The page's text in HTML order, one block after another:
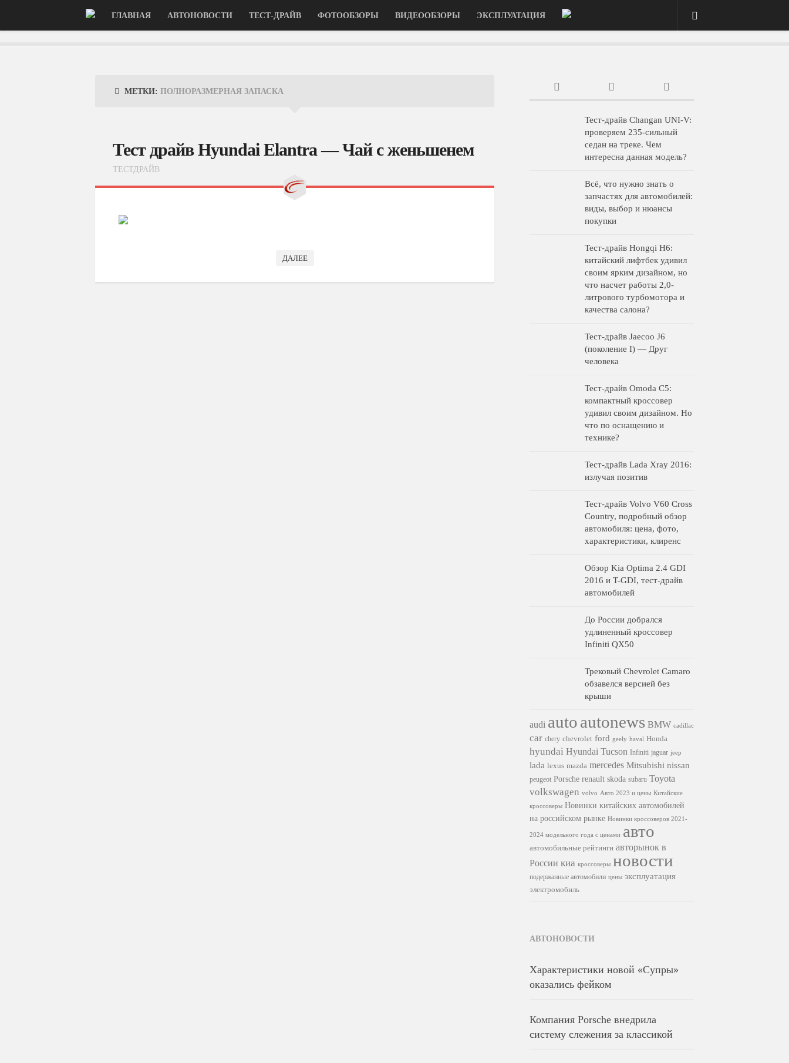
ГЛАВНАЯ АВТОНОВОСТИ ТЕСТ-ДРАЙВ ФОТООБЗОРЫ ВИДЕООБЗОРЫ ЭКСПЛУАТАЦИЯ
МЕТКИ: ПОЛНОРАЗМЕРНАЯ ЗАПАСКА
Тест драйв Hyundai Elantra — Чай с женьшенем
ТЕСТДРАЙВ
ДАЛЕЕ
Тест-драйв Changan UNI-V:
проверяем 235-сильный
седан на треке. Чем
интересна данная модель?
Всё, что нужно знать о
запчастях для автомобилей:
виды, выбор и нюансы
покупки
Тест-драйв Hongqi H6:
китайский лифтбек удивил
своим ярким дизайном, но
что насчет работы 2,0-
литрового турбомотора и
качества салона?
Тест-драйв Jaecoo J6
(поколение I) — Друг
человека
Тест-драйв Omoda C5:
компактный кроссовер
удивил своим дизайном. Но
что по оснащению и
технике?
Тест-драйв Lada Xray 2016:
излучая позитив
Тест-драйв Volvo V60 Cross
Country, подробный обзор
автомобиля: цена, фото,
характеристики, клиренс
Обзор Kia Optima 2.4 GDI
2016 и T-GDI, тест-драйв
автомобилей
До России добрался
удлиненный кроссовер
Infiniti QX50
Трековый Chevrolet Camaro
обзавелся версией без
крыши
audi autoautonews BMW cadillac
car chery chevrolet ford geely haval Honda
hyundai Hyundai Tucson Infiniti jaguar jeep
lada lexus mazda mercedes Mitsubishi nissan
peugeot Porsche renault skoda subaru Toyota
volkswagen volvo Авто 2023 и цены Китайские
кроссоверы Новинки китайских автомобилей
на российском рынке Новинки кроссоверов 2021-
2024 модельного года с ценами авто
автомобильные рейтинги авторынок в
России киа кроссоверы новости
подержанные автомобили цены эксплуатация
электромобиль
АВТОНОВОСТИ
Характеристики новой «Супры»
оказались фейком
Компания Porsche внедрила
систему слежения за классикой